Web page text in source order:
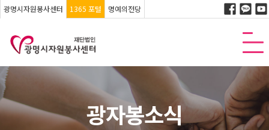
광명시자원봉사센터 1365 포털 명예의전당
광자봉소식